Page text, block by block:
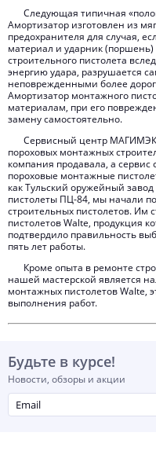
Следующая типичная
Амортизатор изготовлен из
предохранителя для случая,
материал и ударник (поршень)
строительного пистолета
энергию удара, разрушается
неповрежденными более
Амортизатор монтажного
материалам, при его
замену самостоятельно.
Сервисный центр
пороховых монтажных
компания продавала, а сервис
пороховые монтажные
как Тульский оружейный
пистолеты ПЦ-84, мы начали
строительных пистолетов. Им
пистолетов Walte, продукция
подтвердило правильность
пять лет работы.
Кроме опыта в ремонте
нашей мастерской является
монтажных пистолетов Walte,
выполнения работ.
Будьте в курсе!
Новости, обзоры и акции